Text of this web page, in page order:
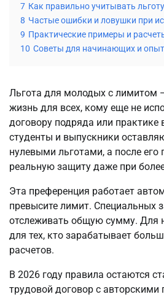
7 Как правильно учитывать
8 Частые ошибки и ловушки при
9 Практические примеры и
10 Советы для начинающих и
Льгота для молодых с лимитом
жизнь для всех, кому еще не
договору подряда или
студенты и выпускники
нулевыми льготами, а после
реальную защиту даже при
Эта преференция работает
превысите лимит. Специальных
отслеживать общую сумму. Для
для тех, кто зарабатывает
расчетов.
В 2026 году правила остаются
трудовой договор с авторскими